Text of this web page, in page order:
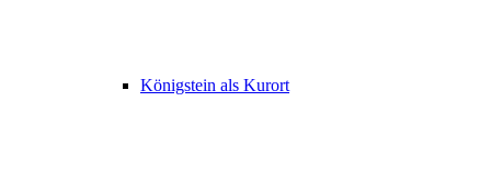
Königstein als Kurort